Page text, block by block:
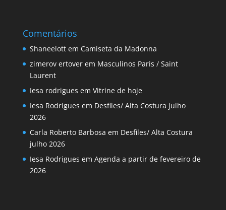
Comentários
Shaneelottem Camiseta da Madonna
zimerov ertoverem Masculinos Paris / Saint
Laurent
Iesa rodrigues em Vitrine de hoje
Iesa Rodrigues em Desfiles/ Alta Costura julho
2026
Carla Roberto Barbosa em Desfiles/ Alta Costura
julho 2026
Iesa Rodrigues em Agenda a partir de fevereiro de
2026